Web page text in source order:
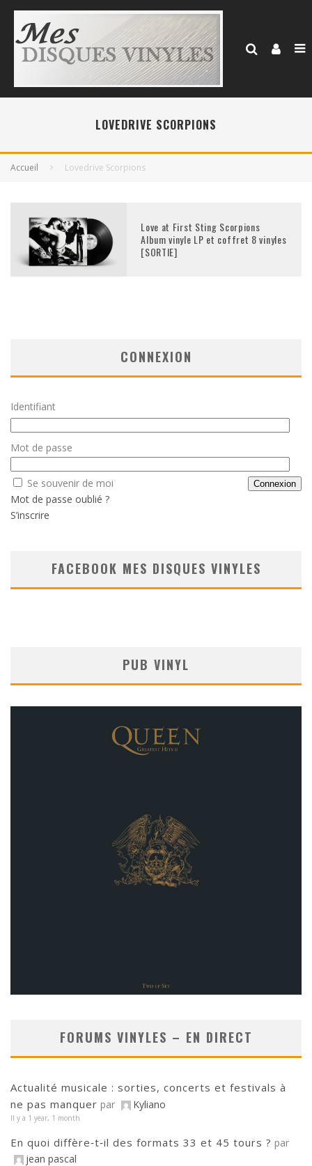
LOVEDRIVE SCORPIONS
Accueil Lovedrive Scorpions
Love at First Sting Scorpions
Album vinyle LP et coffret 8 vinyles
[SORTIE]
CONNEXION
Identifiant
Mot de passe
Se souvenir de moi
Mot de passe oublié ?
S’inscrire
FACEBOOK MES DISQUES VINYLES
PUB VINYL
FORUMS VINYLES – EN DIRECT
Actualité musicale : sorties, concerts et festivals à
ne pas manquer par Kyliano
Il y a 1 year, 1 month
En quoi diffère‑t‑il des formats 33 et 45 tours ? par
jean pascal